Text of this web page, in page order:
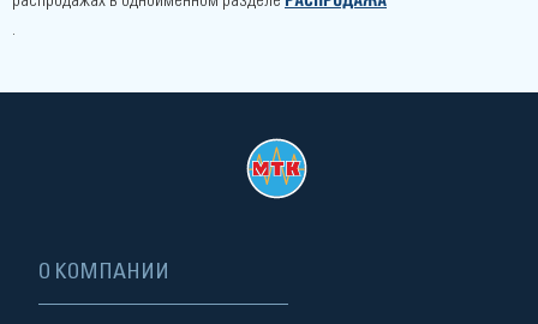
.
О КОМПАНИИ